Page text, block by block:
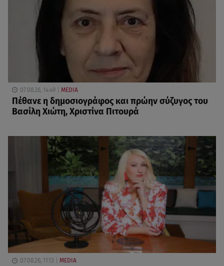
07.08.26, 14:49 MEDIA
Πέθανε η δημοσιογράφος και πρώην σύζυγος του
Βασίλη Χιώτη, Χριστίνα Πιτουρά
07.08.26, 11:13 MEDIA